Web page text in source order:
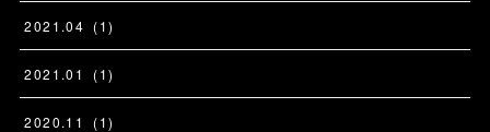
2021 .04 (1)
2021 .01 (1)
2020.11 (1)